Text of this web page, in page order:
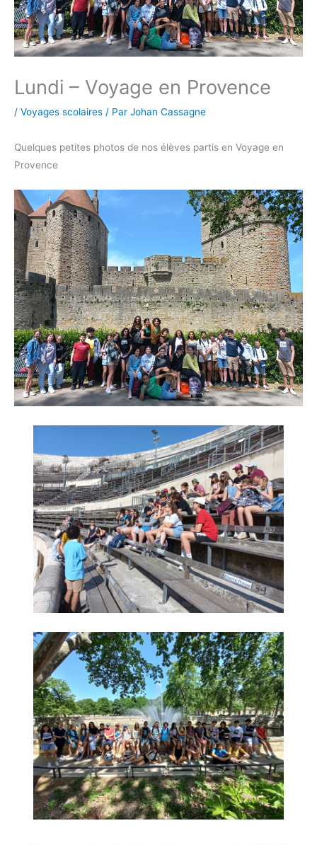
Lundi – Voyage en Provence
/ Voyages scolaires / Par Johan Cassagne
Quelques petites photos de nos élèves partis en Voyage en
Provence